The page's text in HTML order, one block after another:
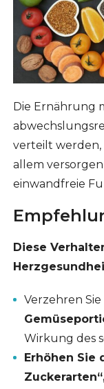
Die Ernährung
verteilt werden,
allem
einwandfreie
Diese
Verzehren
Wirkung des
Erhöhen Sie